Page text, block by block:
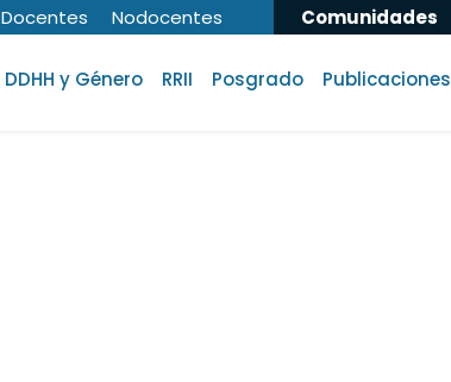
Docentes Nodocentes Comunidades
DDHH y Género RRII Posgrado Publicaciones